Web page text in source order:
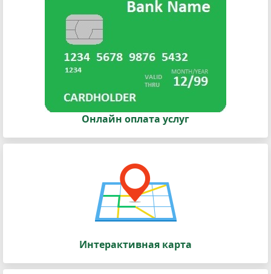
Онлайн оплата услуг
Интерактивная карта